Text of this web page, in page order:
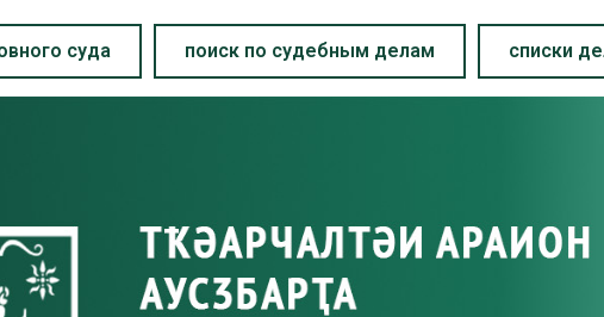
суда поиск по судебным делам списки